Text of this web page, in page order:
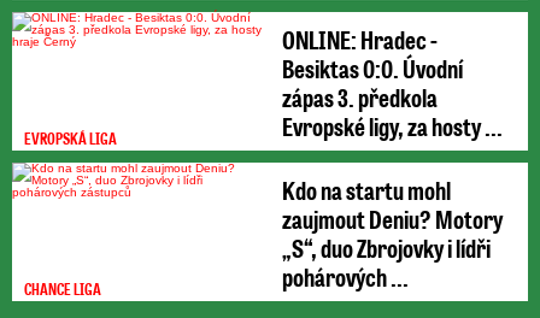
EVROPSKÁ LIGA
ONLINE: Hradec -
Besiktas 0:0. Úvodní
zápas 3. předkola
Evropské ligy, za hosty ...
CHANCE LIGA
Kdo na startu mohl
zaujmout Deniu? Motory
„S“, duo Zbrojovky i lídři
pohárových ...